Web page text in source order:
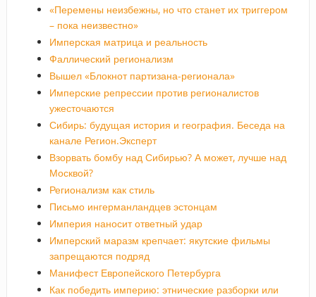
«Перемены неизбежны, но что станет их триггером
– пока неизвестно»
Имперская матрица и реальность
Фаллический регионализм
Вышел «Блокнот партизана-регионала»
Имперские репрессии против регионалистов
ужесточаются
Сибирь: будущая история и география. Беседа на
канале Регион.Эксперт
Взорвать бомбу над Сибирью? А может, лучше над
Москвой?
Регионализм как стиль
Письмо ингерманландцев эстонцам
Империя наносит ответный удар
Имперский маразм крепчает: якутские фильмы
запрещаются подряд
Манифест Европейского Петербурга
Как победить империю: этнические разборки или